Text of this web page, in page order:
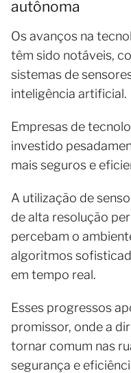
autônoma
Os avanços na
têm sido notáveis,
sistemas de
inteligência artificial.
Empresas de
investido
mais seguros e
A utilização de
de alta resolução
percebam o
algoritmos
em tempo real.
Esses progressos
promissor, onde a
tornar comum nas
segurança e